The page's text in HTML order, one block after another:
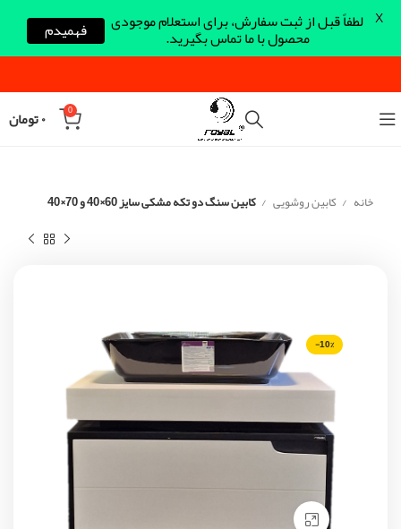
0 ۰تومان
خانه کابین روشویی کابین سنگ دو تکه مشکی سایز 60×40 و 70×40
-10%
لطفاً قبل از ثبت سفارش، برای استعلام موجودی
محصول با ما تماس بگیرید. فهمیدم X